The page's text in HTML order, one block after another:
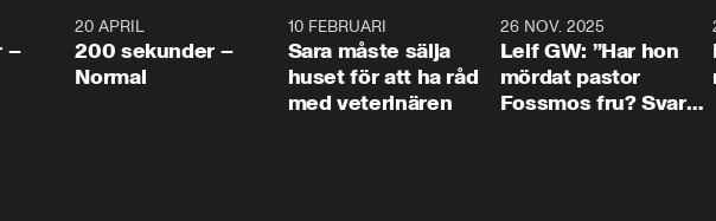
4:23
–
20 APRIL
200 sekunder –
Normal
10 FEBRUARI
Sara måste sälja
huset för att ha råd
med veterinären
26 NOV. 2025
Leif GW: ”Har hon
mördat pastor
Fossmos fru? Svar